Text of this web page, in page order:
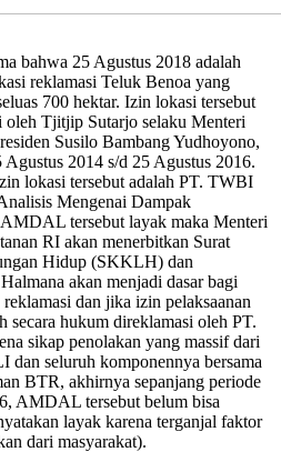
bahwa 25 Agustus 2018 adalah
reklamasi Teluk Benoa yang
700 hektar. Izin lokasi tersebut
oleh Tjitjip Sutarjo selaku Menteri
Susilo Bambang Yudhoyono,
2014 s/d 25 Agustus 2016.
lokasi tersebut adalah PT. TWBI
Mengenai Dampak
tersebut layak maka Menteri
RI akan menerbitkan Surat
Hidup (SKKLH) dan
akan menjadi dasar bagi
dan jika izin pelaksaanan
secara hukum direklamasi oleh PT.
sikap penolakan yang massif dari
seluruh komponennya bersama
BTR, akhirnya sepanjang periode
AMDAL tersebut belum bisa
layak karena terganjal faktor
dari masyarakat).